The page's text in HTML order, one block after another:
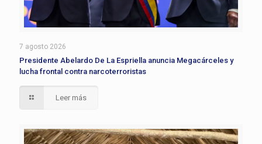
7 agosto 2026
Presidente Abelardo De La Espriella anuncia Megacárceles y
lucha frontal contra narcoterroristas
Leer más